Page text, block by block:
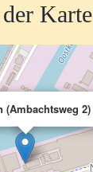
Karte
(Ambachtsweg 2)